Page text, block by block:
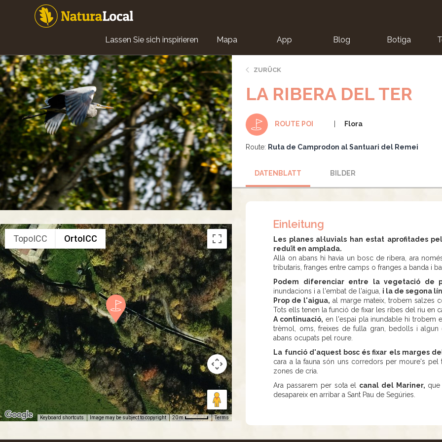
Main
navigation
Lassen Sie sich inspirieren Mapa App Blog Botiga
TopoICC OrtoICC
Keyboard shortcuts Image may be subject to copyright 20 m Terms
ZURÜCK
LA RIBERA DEL TER
ROUTE POI Flora
Route: Ruta de Camprodon al Santuari del Remei
DATENBLATT BILDER
Einleitung
Les planes al·luvials han estat aprofitades
reduït en amplada.
Allà on abans hi havia un bosc de ribera, ara
tributaris, franges entre camps o franges a banda i
Podem diferenciar entre la vegetació de
inundacions i a l'embat de l'aigua, i la de segona
Prop de l'aigua, al marge mateix, trobem salzes
Tots ells tenen la funció de fixar les ribes del riu en
A continuació, en l'espai pla inundable hi trobem
trèmol, oms, freixes de fulla gran, bedolls i
abans ocupats pel roure.
La funció d'aquest bosc és fixar els marges
cara a la fauna són uns corredors per moure's
zones de cria.
Ara passarem per sota el canal del Mariner,
desapareix en arribar a Sant Pau de Segúries.